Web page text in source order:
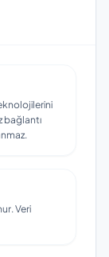
bağlantı
Veri